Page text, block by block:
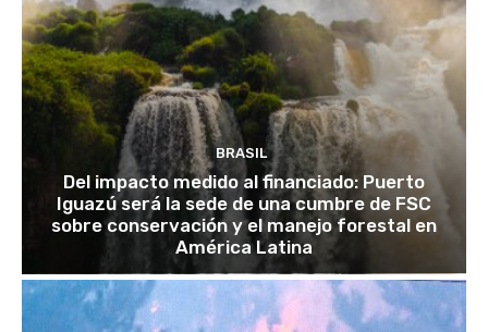
BRASIL
Del impacto medido al financiado: Puerto
Iguazú será la sede de una cumbre de FSC
sobre conservación y el manejo forestal en
América Latina